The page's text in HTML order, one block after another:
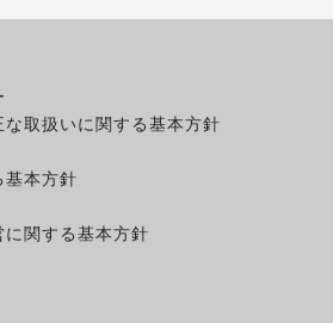
取扱いに関する基本方針
基本方針
関する基本方針